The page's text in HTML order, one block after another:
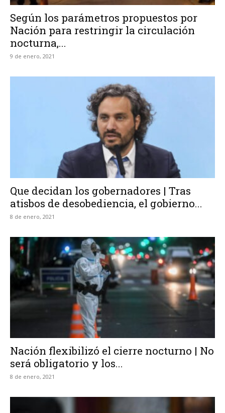
Según los parámetros propuestos por
Nación para restringir la circulación
nocturna,...
9 de enero, 2021
Que decidan los gobernadores | Tras
atisbos de desobediencia, el gobierno...
8 de enero, 2021
Nación flexibilizó el cierre nocturno | No
será obligatorio y los...
8 de enero, 2021